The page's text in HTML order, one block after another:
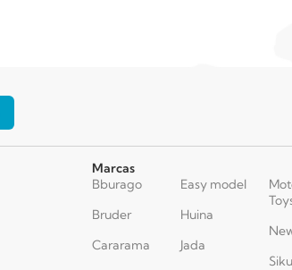
Marcas
Bburago
Bruder
Cararama
Easy model
Huina
Jada
Siku